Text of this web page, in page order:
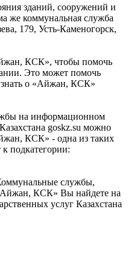
зданий, сооружений и
же коммунальная служба
179, Усть-Каменогорск,
КСК», чтобы помочь
Это может помочь
о «Айжан, КСК»
на информационном
goskz.su можно
КСК» - одна из таких
подкатегории:
службы,
КСК» Вы найдете на
услуг Казахстана